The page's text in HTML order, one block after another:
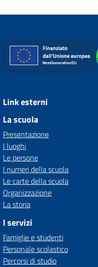
Link esterni
La scuola
Presentazione
I luoghi
Le persone
I numeri della scuola
Le carte della scuola
Organizzazione
La storia
I servizi
Famiglie e studenti
Personale scolastico
Percorsi di studio